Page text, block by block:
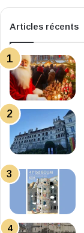
Articles récents